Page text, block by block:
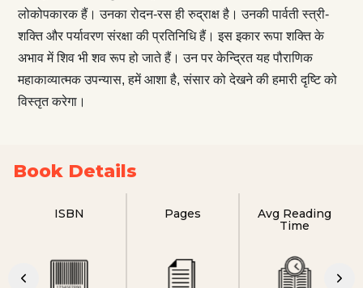
लोकोपकारक हैं। उनका रोदन-रस ही रुद्राक्ष है। उनकी पार्वती स्त्री-
शक्ति और पर्यावरण संरक्षा की प्रतिनिधि हैं। इस इकार रूपा शक्ति के
अभाव में शिव भी शव रूप हो जाते हैं। उन पर केन्द्रित यह पौराणिक
महाकाव्यात्मक उपन्यास, हमें आशा है, संसार को देखने की हमारी दृ‌ष्टि को
विस्‍तृत करेगा।
Book Details
ISBN Pages
Avg Reading
Time